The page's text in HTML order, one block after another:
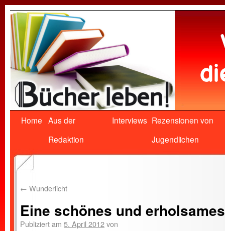
Home Aus der
Redaktion
Interviews Rezensionen von
Jugendlichen
← Wunderlicht
Eine schönes und
Publiziert am 5. April 2012von